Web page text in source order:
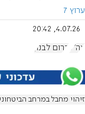
ערוץ 7
4.07.26, 20:42
צה"ל דרום לבנון
זיהוי מחבל במרחב